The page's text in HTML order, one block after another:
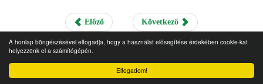
Elfogadom!
A honlap böngészésével elfogadja, hogy a használat elősegítése érdekében cookie-kat
helyezzünk el a számítógépén.
Előző Következő